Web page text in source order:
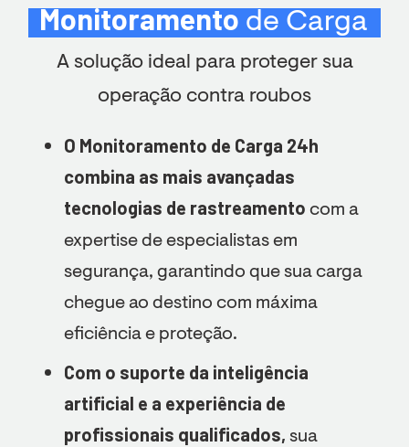
Monitoramento de Carga
A solução ideal para proteger sua
operação contra roubos
O Monitoramento de Carga 24h
combina as mais avançadas
tecnologias de rastreamento com a
expertise de especialistas em
segurança, garantindo que sua carga
chegue ao destino com máxima
eficiência e proteção.
Com o suporte da inteligência
artificial e a experiência de
profissionais qualificados, sua